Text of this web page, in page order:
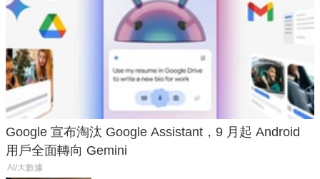
Google 宣布淘汰 Google Assistant，9 月起 Android
用戶全面轉向 Gemini
AI/大數據